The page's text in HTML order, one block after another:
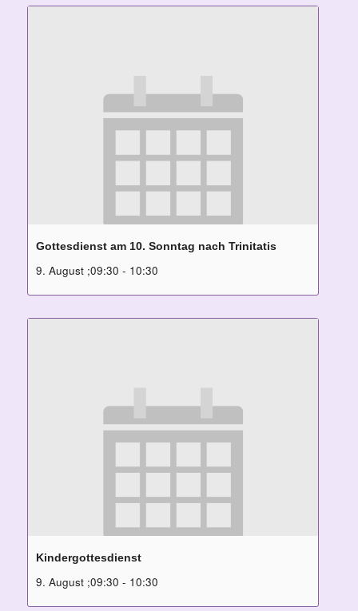
Gottesdienst am 10. Sonntag nach Trinitatis
9. August ;09:30 - 10:30
Kindergottesdienst
9. August ;09:30 - 10:30